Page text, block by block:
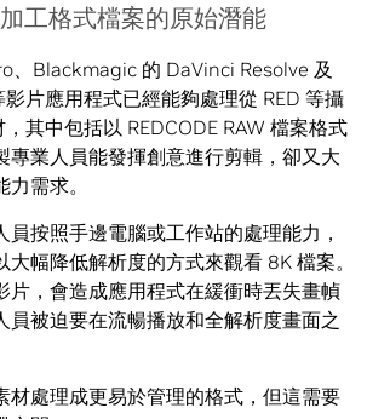
工格式檔案的原始潛能
、Blackmagic 的 DaVinci Resolve 及
片應用程式已經能夠處理從 RED 等攝
其中包括以 REDCODE RAW 檔案格式
專業人員能發揮創意進行剪輯，卻又大
需求。
員按照手邊電腦或工作站的處理能力，
幅降低解析度的方式來觀看 8K 檔案。
片，會造成應用程式在緩衝時丟失畫幀
員被迫要在流暢播放和全解析度畫面之
材處理成更易於管理的格式，但這需要